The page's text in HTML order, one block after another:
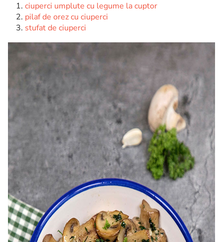
ciuperci umplute cu legume la cuptor
pilaf de orez cu ciuperci
stufat de ciuperci